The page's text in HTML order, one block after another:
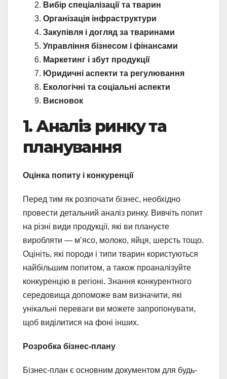
Вибір спеціалізації та тварин
Організація інфраструктури
Закупівля і догляд за тваринами
Управління бізнесом і фінансами
Маркетинг і збут продукції
Юридичні аспекти та регулювання
Екологічні та соціальні аспекти
Висновок
1. Аналіз ринку та
планування
Оцінка попиту і конкуренції
Перед тим як розпочати бізнес, необхідно
провести детальний аналіз ринку. Вивчіть попит
на різні види продукції, які ви плануєте
виробляти — м’ясо, молоко, яйця, шерсть тощо.
Оцініть, які породи і типи тварин користуються
найбільшим попитом, а також проаналізуйте
конкуренцію в регіоні. Знання конкурентного
середовища допоможе вам визначити, які
унікальні переваги ви можете запропонувати,
щоб виділитися на фоні інших.
Розробка бізнес-плану
Бізнес-план є основним документом для будь-